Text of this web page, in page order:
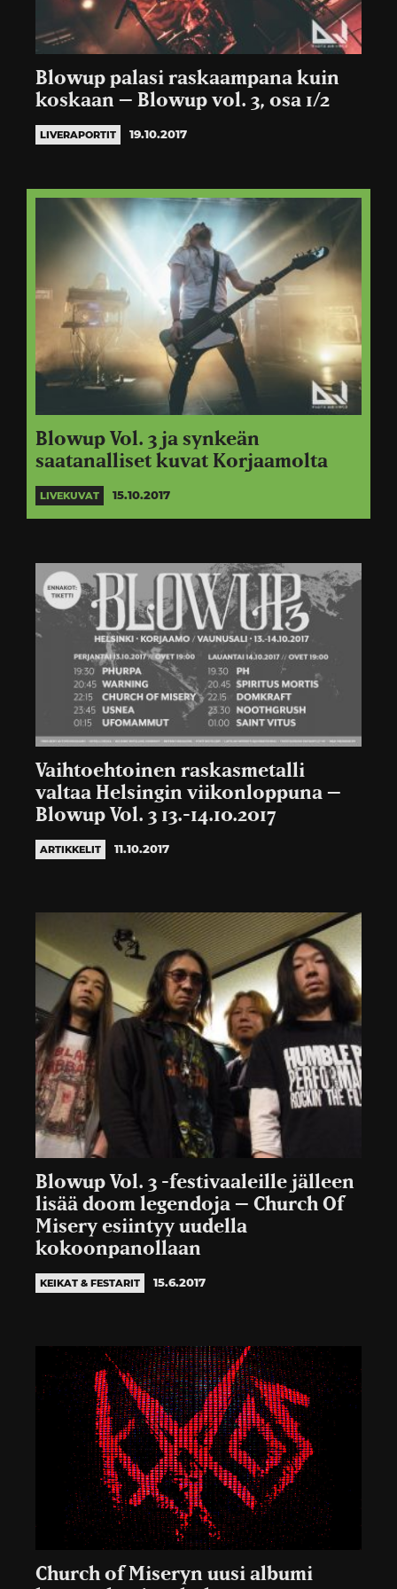
Blowup palasi raskaampana kuin
koskaan – Blowup vol. 3, osa 1/2
LIVERAPORTIT 19.10.2017
Blowup Vol. 3 ja synkeän
saatanalliset kuvat Korjaamolta
LIVEKUVAT 15.10.2017
Vaihtoehtoinen raskasmetalli
valtaa Helsingin viikonloppuna –
Blowup Vol. 3 13.-14.10.2017
ARTIKKELIT 11.10.2017
Blowup Vol. 3 -festivaaleille jälleen
lisää doom legendoja – Church Of
Misery esiintyy uudella
kokoonpanollaan
KEIKAT & FESTARIT 15.6.2017
Church of Miseryn uusi albumi